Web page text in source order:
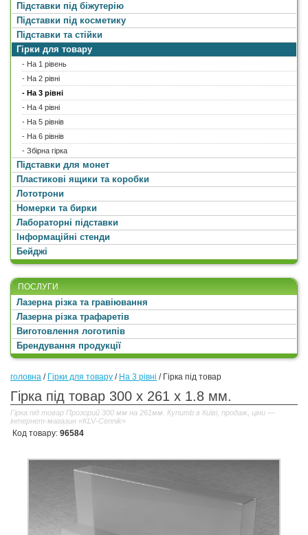
Підставки під біжутерію
Підставки під косметику
Підставки та стійки
Гірки для товару
- На 1 рівень
- На 2 рівні
- На 3 рівні
- На 4 рівні
- На 5 рівнів
- На 6 рівнів
- Збірна гірка
Підставки для монет
Пластикові ящики та коробки
Лототрони
Номерки та бирки
Лабораторні підставки
Інформаційні стенди
Бейджі
ПОСЛУГИ
Лазерна різка та гравіювання
Лазерна різка трафаретів
Виготовлення логотипів
Брендування продукції
головна / Гірки для товару / На 3 рівні / Гірка під товар
Гірка під товар 300 x 261 x 1.8 мм.
Гірка під товар Прозорий 300 мм на 261мм. Купитb в Київі, продаж, ціни —
інтернет-магазин «KLV-Cennik»
Код товару: 96584